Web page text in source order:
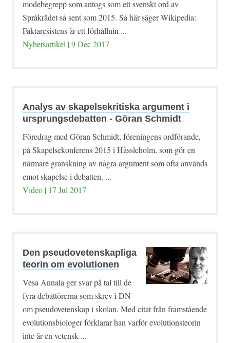
modebegrepp som antogs som ett svenskt ord av
Språkrådet så sent som 2015. Så här säger Wikipedia:
Faktaresistens är ett förhållnin ...
Nyhetsartikel | 9 Dec 2017
Analys av skapelsekritiska argument i
ursprungsdebatten - Göran Schmidt
Föredrag med Göran Schmidt, föreningens ordförande,
på Skapelsekonferens 2015 i Hässleholm, som gör en
närmare granskning av några argument som ofta används
emot skapelse i debatten. ...
Video | 17 Jul 2017
Den pseudovetenskapliga
teorin om evolutionen
Vesa Annala ger svar på tal till de
fyra debattörerna som skrev i DN
om pseudovetenskap i skolan. Med citat från framstående
evolutionsbiologer förklarar han varför evolutionsteorin
inte är en vetensk ...